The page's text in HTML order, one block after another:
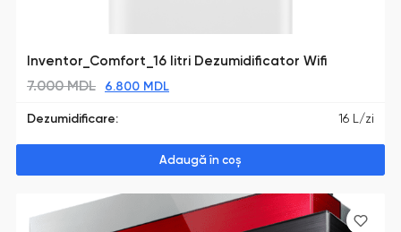
Inventor_Comfort_16 litri Dezumidificator Wifi
7.000MDL 6.800 MDL
Dezumidificare:
16 L/zi
Adaugă în coș